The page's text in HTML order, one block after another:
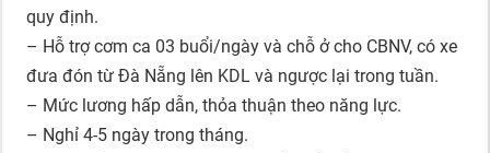
quy định.
– Hỗ trợ cơm ca 03 buổi/ngày và chỗ ở cho CBNV, có xe
đưa đón từ Đà Nẵng lên KDL và ngược lại trong tuần.
– Mức lương hấp dẫn, thỏa thuận theo năng lực.
– Nghỉ 4-5 ngày trong tháng.